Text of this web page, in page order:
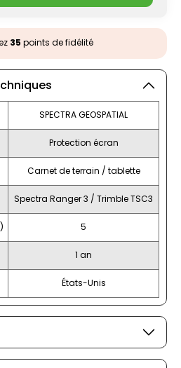
35 points de fidélité
SPECTRA GEOSPATIAL
Protection écran
Carnet de terrain / tablette
Spectra Ranger 3 / Trimble TSC3
5
1 an
États-Unis